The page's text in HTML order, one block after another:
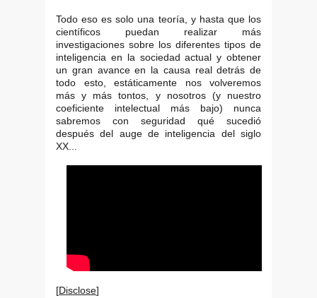
Todo eso es solo una teoría, y hasta que los
científicos puedan realizar más
investigaciones sobre los diferentes tipos de
inteligencia en la sociedad actual y obtener
un gran avance en la causa real detrás de
todo esto, estáticamente nos volveremos
más y más tontos, y nosotros (y nuestro
coeficiente intelectual más bajo) nunca
sabremos con seguridad qué sucedió
después del auge de inteligencia del siglo
XX...
[Disclose]